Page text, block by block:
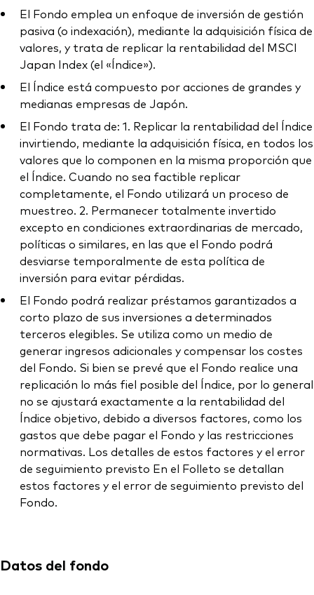
El Fondo emplea un enfoque de inversión de gestión
pasiva (o indexación), mediante la adquisición física de
valores, y trata de replicar la rentabilidad del MSCI
Japan Index (el «Índice»).
El Índice está compuesto por acciones de grandes y
medianas empresas de Japón.
El Fondo trata de: 1. Replicar la rentabilidad del Índice
invirtiendo, mediante la adquisición física, en todos los
valores que lo componen en la misma proporción que
el Índice. Cuando no sea factible replicar
completamente, el Fondo utilizará un proceso de
muestreo. 2. Permanecer totalmente invertido
excepto en condiciones extraordinarias de mercado,
políticas o similares, en las que el Fondo podrá
desviarse temporalmente de esta política de
inversión para evitar pérdidas.
El Fondo podrá realizar préstamos garantizados a
corto plazo de sus inversiones a determinados
terceros elegibles. Se utiliza como un medio de
generar ingresos adicionales y compensar los costes
del Fondo. Si bien se prevé que el Fondo realice una
replicación lo más fiel posible del Índice, por lo general
no se ajustará exactamente a la rentabilidad del
Índice objetivo, debido a diversos factores, como los
gastos que debe pagar el Fondo y las restricciones
normativas. Los detalles de estos factores y el error
de seguimiento previsto En el Folleto se detallan
estos factores y el error de seguimiento previsto del
Fondo.
Datos del fondo